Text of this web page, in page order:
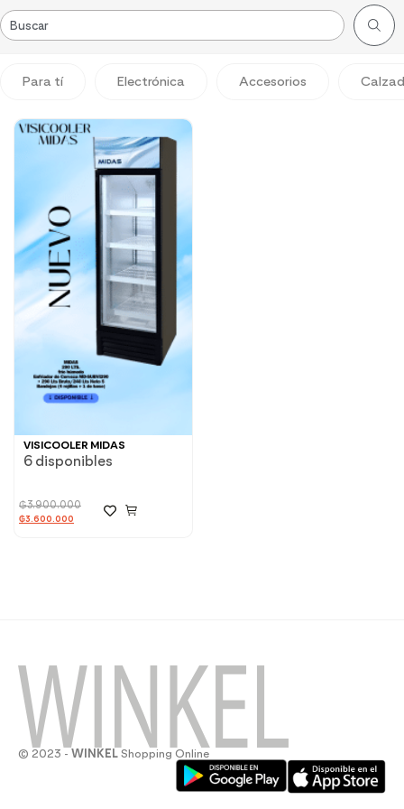
Para tí Electrónica Accesorios
VISICOOLER MIDAS
6 disponibles
₲3.900.000
₲3.600.000
© 2023 - WINKEL Shopping Online